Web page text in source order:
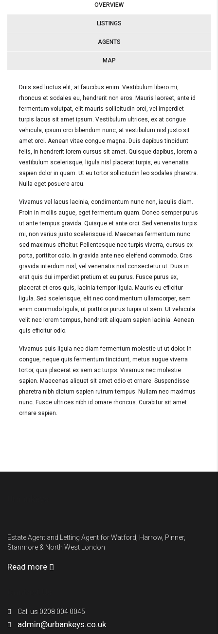
OVERVIEW
LISTINGS
AGENTS
MAP
Duis sed luctus elit, at faucibus enim. Vestibulum libero mi,
rhoncus et sodales eu, hendrerit non eros. Mauris laoreet, ante id
fermentum volutpat, elit mauris sollicitudin orci, vel imperdiet
turpis lacus sit amet ipsum. Vestibulum ultrices, ex at congue
vehicula, ipsum orci bibendum nunc, at vestibulum nisl justo sit
amet orci. Aenean vitae congue magna. Duis dapibus tincidunt
felis, in hendrerit lorem cursus sit amet. Quisque dapibus, lorem a
vestibulum scelerisque, ligula nisl placerat turpis, eu venenatis
sapien dolor in quam. Ut eu tortor sollicitudin leo sodales pharetra.
Nulla eget posuere arcu.
Vivamus vel lacus lacinia, condimentum nunc non, iaculis diam.
Proin in mollis augue, eget fermentum quam. Donec semper purus
ut ante tempus gravida. Quisque et ante orci. Sed venenatis turpis
mi, non varius justo scelerisque id. Maecenas fermentum nunc
sed maximus efficitur. Pellentesque nec turpis viverra, cursus ex
porta, porttitor odio. In gravida ante nec eleifend commodo. Cras
gravida interdum nisl, vel venenatis nisl consectetur ut. Duis in
erat quis dui imperdiet pretium et eu purus. Fusce purus ex,
placerat et eros quis, lacinia tempor ligula. Mauris eu efficitur
ligula. Sed scelerisque, elit nec condimentum ullamcorper, sem
enim commodo ligula, ut porttitor purus turpis ut sem. Ut vehicula
velit nec lorem tempus, hendrerit aliquam sapien lacinia. Aenean
quis efficitur odio.
Vivamus quis ligula nec diam fermentum molestie ut ut dolor. In
congue, neque quis fermentum tincidunt, metus augue viverra
tortor, quis placerat ex sem ac turpis. Vivamus nec molestie
sapien. Maecenas aliquet sit amet odio et ornare. Suspendisse
pharetra nibh dictum sapien rutrum tempus. Nullam nec maximus
nunc. Fusce ultrices nibh id ornare rhoncus. Curabitur sit amet
ornare sapien.
Estate Agent and Letting Agent for Watford, Harrow, Pinner,
Stanmore & North West London
Read more
Call us 0208 004 0045
admin@urbankeys.co.uk